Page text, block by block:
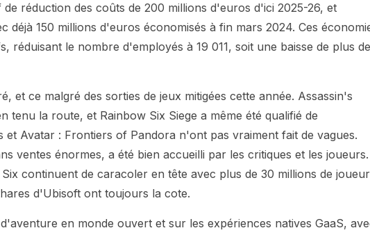
réduction des coûts de 200 millions d'euros d'ici 2025-26, et
déjà 150 millions d'euros économisés à fin mars 2024. Ces
réduisant le nombre d'employés à 19 011, soit une baisse de plus
et ce malgré des sorties de jeux mitigées cette année. Assassin's
tenu la route, et Rainbow Six Siege a même été qualifié de
Avatar : Frontiers of Pandora n'ont pas vraiment fait de vagues.
ventes énormes, a été bien accueilli par les critiques et les joueurs.
continuent de caracoler en tête avec plus de 30 millions de
d'Ubisoft ont toujours la cote.
en monde ouvert et sur les expériences natives GaaS,